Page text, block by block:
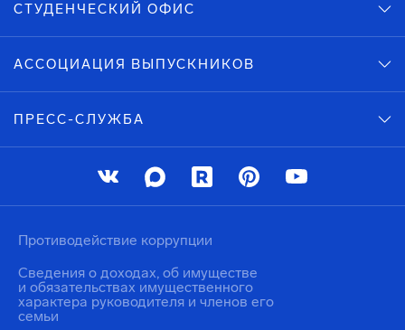
СТУДЕНЧЕСКИЙ ОФИС
АССОЦИАЦИЯ ВЫПУСКНИКОВ
ПРЕСС-СЛУЖБА
Противодействие коррупции
Сведения о доходах, об имуществе
и обязательствах имущественного
характера руководителя и членов его
семьи